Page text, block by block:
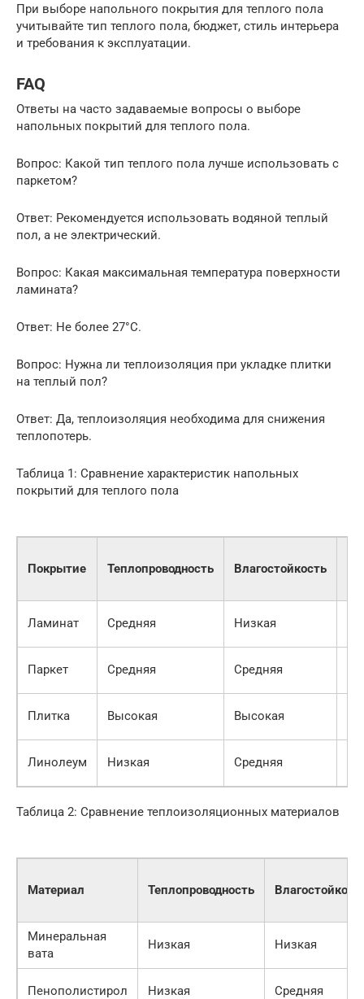
При выборе напольного покрытия для теплого пола
учитывайте тип теплого пола, бюджет, стиль интерьера
и требования к эксплуатации.
FAQ
Ответы на часто задаваемые вопросы о выборе
напольных покрытий для теплого пола.
Вопрос: Какой тип теплого пола лучше использовать с
паркетом?
Ответ: Рекомендуется использовать водяной теплый
пол, а не электрический.
Вопрос: Какая максимальная температура поверхности
ламината?
Ответ: Не более 27°C.
Вопрос: Нужна ли теплоизоляция при укладке плитки
на теплый пол?
Ответ: Да, теплоизоляция необходима для снижения
теплопотерь.
Таблица 1: Сравнение характеристик напольных
покрытий для теплого пола
Покрытие Теплопроводность Влагостойкость
Ламинат Средняя Низкая
Паркет Средняя Средняя
Плитка Высокая Высокая
Линолеум Низкая Средняя
Таблица 2: Сравнение теплоизоляционных материалов
Материал Теплопроводность
Минеральная
вата
Низкая Низкая
Пенополистирол Низкая Средняя